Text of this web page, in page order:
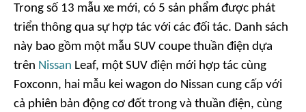
Trong số 13 mẫu xe mới, có 5 sản phẩm được phát
triển thông qua sự hợp tác với các đối tác. Danh sách
này bao gồm một mẫu SUV coupe thuần điện dựa
trên Nissan Leaf, một SUV điện mới hợp tác cùng
Foxconn, hai mẫu kei wagon do Nissan cung cấp với
cả phiên bản động cơ đốt trong và thuần điện, cùng